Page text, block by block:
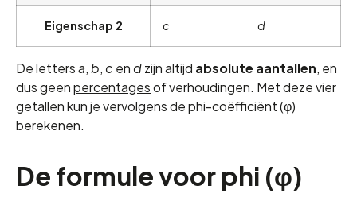
Eigenschap 2 c d
De lettersa,b, c en dzijn altijd absolute aantallen, en
dus geenpercentagesof verhoudingen. Met deze vier
getallen kun je vervolgens de phi-coëfficiënt (φ)
berekenen.
De formule voor phi (φ)